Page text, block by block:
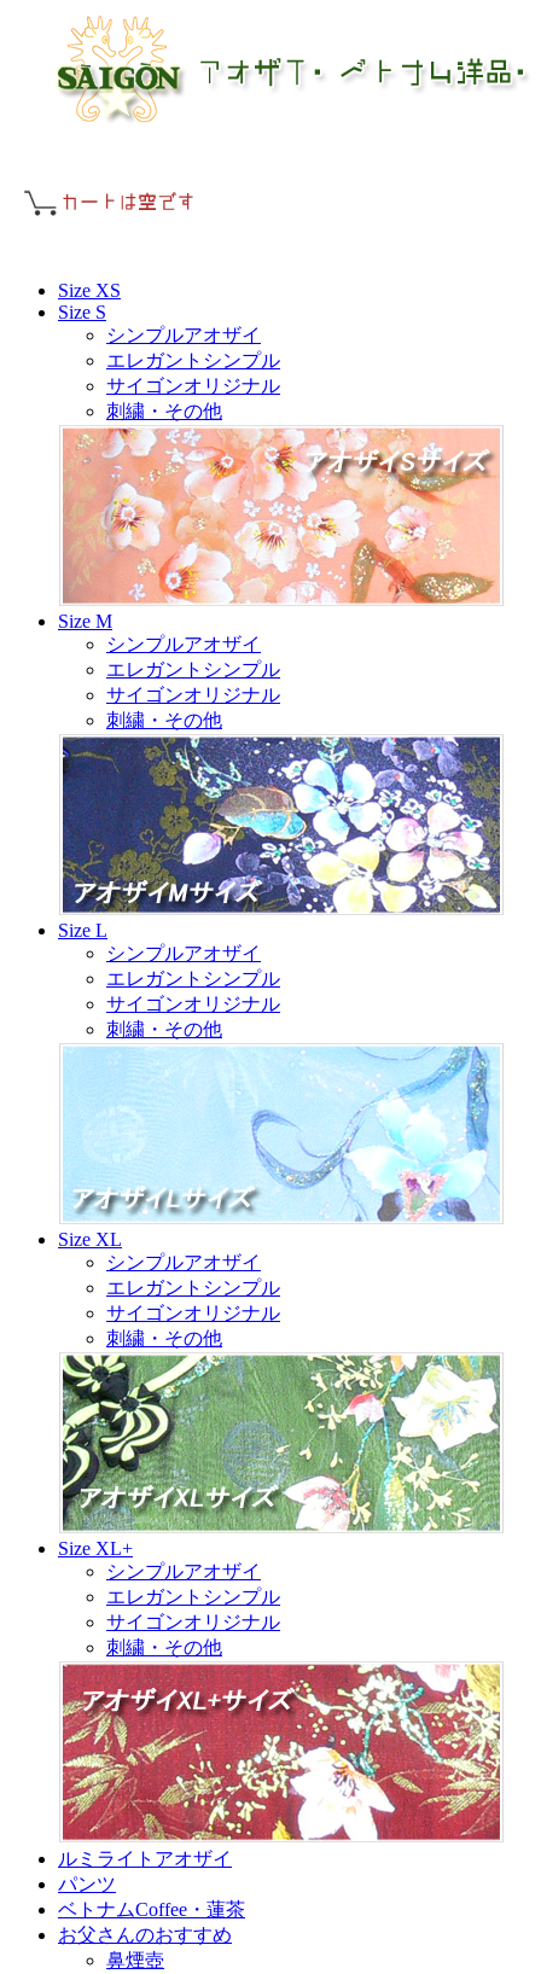
Size XS
Size S
シンプルアオザイ
エレガントシンプル
サイゴンオリジナル
刺繍・その他
Size M
シンプルアオザイ
エレガントシンプル
サイゴンオリジナル
刺繍・その他
Size L
シンプルアオザイ
エレガントシンプル
サイゴンオリジナル
刺繍・その他
Size XL
シンプルアオザイ
エレガントシンプル
サイゴンオリジナル
刺繍・その他
Size XL+
シンプルアオザイ
エレガントシンプル
サイゴンオリジナル
刺繍・その他
ルミライトアオザイ
パンツ
ベトナムCoffee・蓮茶
お父さんのおすすめ
鼻煙壺